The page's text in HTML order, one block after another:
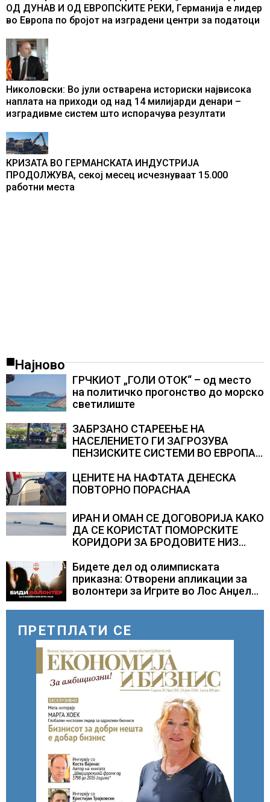
ОД ДУНАВ И ОД ЕВРОПСКИТЕ РЕКИ, Германија е лидер
во Европа по бројот на изградени центри за податоци
Николовски: Во јули остварена историски највисока
наплата на приходи од над 14 милијарди денари –
изградивме систем што испорачува резултати
КРИЗАТА ВО ГЕРМАНСКАТА ИНДУСТРИЈА
ПРОДОЛЖУВА, секој месец исчезнуваат 15.000
работни места
Најново
ГРЧКИОТ „ГОЛИ ОТОК“ – од место
на политичко прогонство до морско
светилиште
ЗАБРЗАНО СТАРЕЕЊЕ НА
НАСЕЛЕНИЕТО ГИ ЗАГРОЗУВА
ПЕНЗИСКИТЕ СИСТЕМИ ВО ЕВРОПА и
ЦЕНИТЕ НА НАФТАТА ДЕНЕСКА
ПОВТОРНО ПОРАСНАА
ИРАН И ОМАН СЕ ДОГОВОРИЈА КАКО
ДА СЕ КОРИСТАТ ПОМОРСКИТЕ
КОРИДОРИ ЗА БРОДОВИТЕ НИЗ
Бидете дел од олимписката
приказна: Отворени апликации за
волонтери за Игрите во Лос Анџелес
ПРЕТПЛАТИ СЕ